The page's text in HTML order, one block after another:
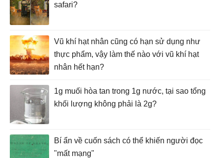
safari?
Vũ khí hạt nhân cũng có hạn sử dụng như
thực phẩm, vậy làm thế nào với vũ khí hạt
nhân hết hạn?
1g muối hòa tan trong 1g nước, tại sao tổng
khối lượng không phải là 2g?
Bí ẩn về cuốn sách có thể khiến người đọc
"mất mạng"